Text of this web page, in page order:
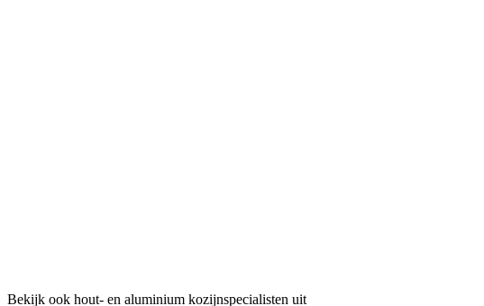
Bekijk ook hout- en aluminium kozijnspecialisten uit